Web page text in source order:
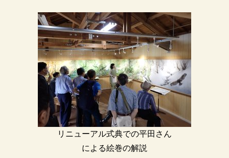
リニューアル式典での平田さん
による絵巻の解説